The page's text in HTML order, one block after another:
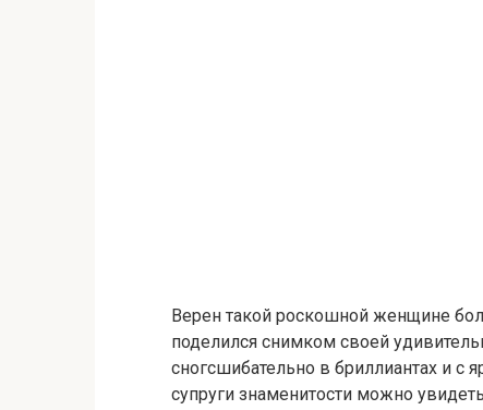
Верен такой роскошной женщине
поделился снимком своей
сногсшибательно в бриллиантах и
супруги знаменитости можно